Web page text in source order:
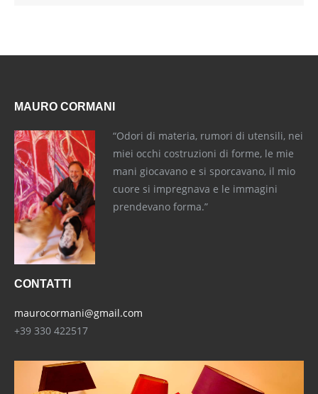
MAURO CORMANI
“Odori di materia, rumori di utensili, nei
miei occhi costruzioni di forme, le mie
mani giocavano e si sporcavano, il mio
cuore si impregnava e le immagini
prendevano forma.”
CONTATTI
maurocormani@gmail.com
+39 330 422517